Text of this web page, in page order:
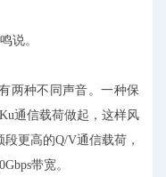
说。
两种不同声音。一种保
通信载荷做起，这样风
更高的Q/V通信载荷，
带宽。